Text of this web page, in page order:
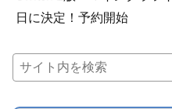
日に決定！予約開始